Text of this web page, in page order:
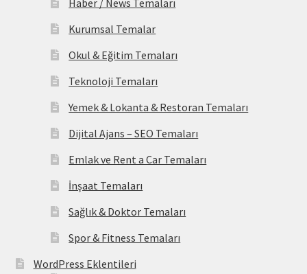
Haber / News Temaları
Kurumsal Temalar
Okul & Eğitim Temaları
Teknoloji Temaları
Yemek & Lokanta & Restoran Temaları
Dijital Ajans – SEO Temaları
Emlak ve Rent a Car Temaları
İnşaat Temaları
Sağlık & Doktor Temaları
Spor & Fitness Temaları
WordPress Eklentileri